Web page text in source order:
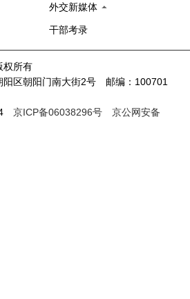
外交新媒体
干部考录
所有
区朝阳门南大街2号 邮编：100701
京ICP备06038296号
京公网安备